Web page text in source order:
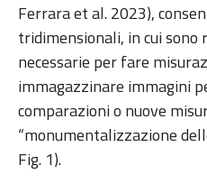
Ferrara et al. 2023),
tridimensionali, in cui
necessarie per fare
immagazzinare immagini
comparazioni o nuove
“monumentalizzazione
Fig. 1).